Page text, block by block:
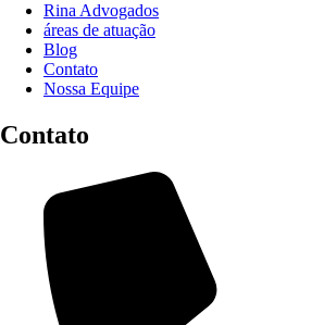
Rina Advogados
áreas de atuação
Blog
Contato
Nossa Equipe
Contato